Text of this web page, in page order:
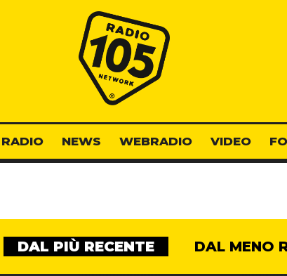
Radio 105
RADIO NEWS WEBRADIO VIDEO
DAL PIÙ RECENTE DAL MENO